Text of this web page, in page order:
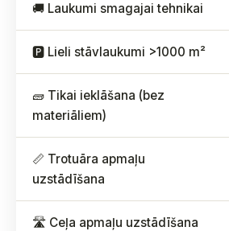
🚚 Laukumi smagajai tehnikai
🅿️ Lieli stāvlaukumi >1000 m²
🧱 Tikai ieklāšana (bez
materiāliem)
📏 Trotuāra apmaļu
uzstādīšana
🛣️ Ceļa apmaļu uzstādīšana